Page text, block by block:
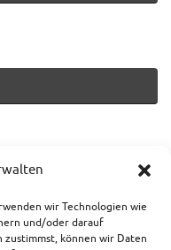
wir Technologien wie
und/oder darauf
zustimmst, können wir Daten